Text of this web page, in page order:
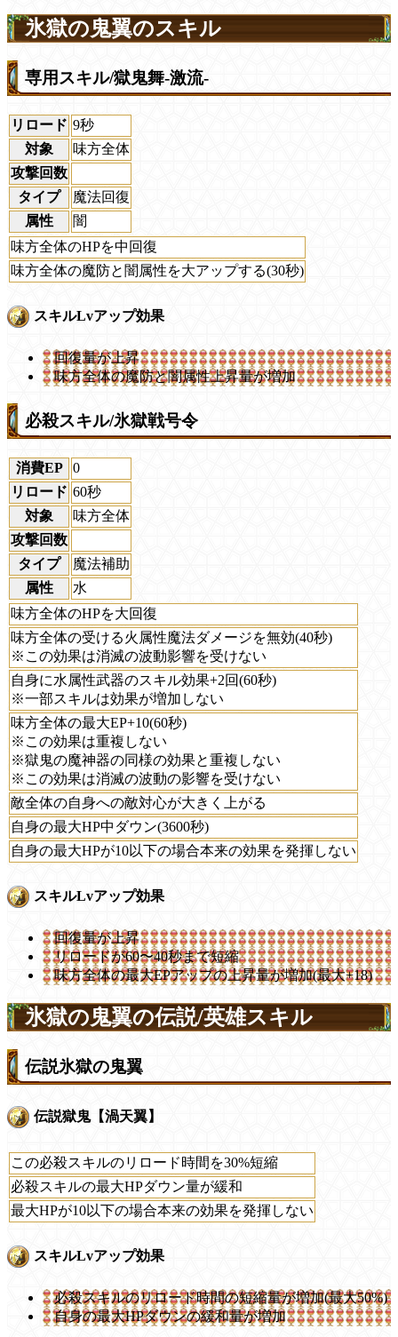
氷獄の鬼翼のスキル
専用スキル/獄鬼舞-激流-
リロード 9秒
対象
味方全体
攻撃回数
タイプ
魔法回復
属性
闇
味方全体のHPを中回復
味方全体の魔防と闇属性を大アップする(30秒)
スキルLvアップ効果
回復量が上昇
味方全体の魔防と闇属性上昇量が増加
必殺スキル/氷獄戦号令
消費EP
0
リロード 60秒
対象
味方全体
攻撃回数
タイプ
魔法補助
属性
水
味方全体のHPを大回復
味方全体の受ける火属性魔法ダメージを無効(40秒)
※この効果は消滅の波動影響を受けない
自身に水属性武器のスキル効果+2回(60秒)
※一部スキルは効果が増加しない
味方全体の最大EP+10(60秒)
※この効果は重複しない
※獄鬼の魔神器の同様の効果と重複しない
※この効果は消滅の波動の影響を受けない
敵全体の自身への敵対心が大きく上がる
自身の最大HP中ダウン(3600秒)
自身の最大HPが10以下の場合本来の効果を発揮しない
スキルLvアップ効果
回復量が上昇
リロードが60〜40秒まで短縮
味方全体の最大EPアップの上昇量が増加(最大+18)
氷獄の鬼翼の伝説/英雄スキル
伝説氷獄の鬼翼
伝説獄鬼【渦天翼】
この必殺スキルのリロード時間を30%短縮
必殺スキルの最大HPダウン量が緩和
最大HPが10以下の場合本来の効果を発揮しない
スキルLvアップ効果
必殺スキルのリロード時間の短縮量が増加(最大50%)
自身の最大HPダウンの緩和量が増加